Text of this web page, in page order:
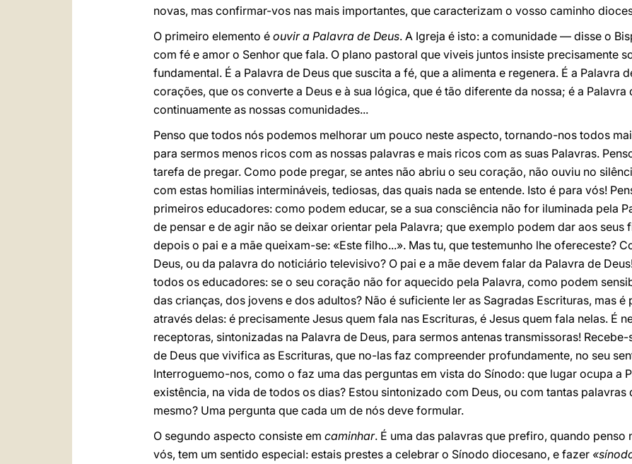
novas, mas confirmar-vos nas mais importantes, que caracterizam o vosso caminho
O primeiro elemento é ouvir a Palavra de Deus. A Igreja é isto: a comunidade — disse o
com fé e amor o Senhor que fala. O plano pastoral que viveis juntos insiste precisamente
fundamental. É a Palavra de Deus que suscita a fé, que a alimenta e regenera. É a Palavra
corações, que os converte a Deus e à sua lógica, que é tão diferente da nossa; é a Palavra
continuamente as nossas comunidades...
Penso que todos nós podemos melhorar um pouco neste aspecto, tornando-nos todos
para sermos menos ricos com as nossas palavras e mais ricos com as suas Palavras.
tarefa de pregar. Como pode pregar, se antes não abriu o seu coração, não ouviu no
com estas homilias intermináveis, tediosas, das quais nada se entende. Isto é para vós!
primeiros educadores: como podem educar, se a sua consciência não for iluminada pela
de pensar e de agir não se deixar orientar pela Palavra; que exemplo podem dar aos seus
depois o pai e a mãe queixam-se: «Este filho...». Mas tu, que testemunho lhe ofereceste?
Deus, ou da palavra do noticiário televisivo? O pai e a mãe devem falar da Palavra de
todos os educadores: se o seu coração não for aquecido pela Palavra, como podem
das crianças, dos jovens e dos adultos? Não é suficiente ler as Sagradas Escrituras, mas
através delas: é precisamente Jesus quem fala nas Escrituras, é Jesus quem fala nelas. É
receptoras, sintonizadas na Palavra de Deus, para sermos antenas transmissoras!
de Deus que vivifica as Escrituras, que no-las faz compreender profundamente, no seu
Interroguemo-nos, como o faz uma das perguntas em vista do Sínodo: que lugar ocupa a
existência, na vida de todos os dias? Estou sintonizado com Deus, ou com tantas
mesmo? Uma pergunta que cada um de nós deve formular.
O segundo aspecto consiste em caminhar. É uma das palavras que prefiro, quando penso
vós, tem um sentido especial: estais prestes a celebrar o Sínodo diocesano, e fazer